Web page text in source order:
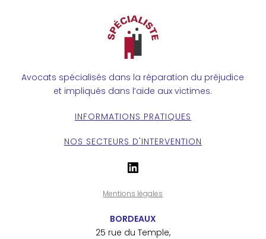
Avocats spécialisés dans la réparation du préjudice
et impliqués dans l’aide aux victimes.
INFORMATIONS PRATIQUES
NOS SECTEURS D'INTERVENTION
LinkedIn
Mentions légales
BORDEAUX
25 rue du Temple,